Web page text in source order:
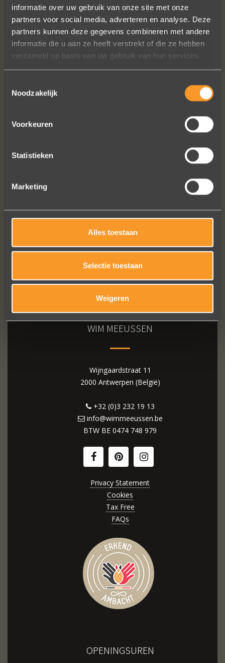
informatie over uw gebruik van onze site met onze
partners voor social media, adverteren en analyse. Deze
partners kunnen deze gegevens combineren met andere
informatie die u aan ze heeft verstrekt of die ze hebben
verzameld op basis van uw gebruik van hun services.
Noodzakelijk
Voorkeuren
Statistieken
Marketing
Alles toestaan
Selectie toestaan
Weigeren
Wat een prachtige ervaring ! Heel
professioneel team, persoonlijk en
warm onthaal, verzorgde service,
punctueel in het uitvoeren van de
ringen (we wonen in het buitenland).
WIM MEEUSSEN
Wijngaardstraat 11
2000 Antwerpen (België)
+32 (0)3 232 19 13
info@wimmeeussen.be
BTW BE 0474 748 979
Privacy Statement
Cookies
Tax Free
FAQs
OPENINGSUREN